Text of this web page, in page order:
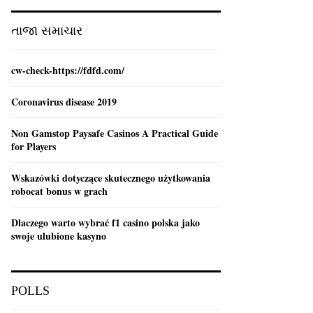
:
તાજા સમાચાર
cw-check-https://fdfd.com/
Coronavirus disease 2019
Non Gamstop Paysafe Casinos A Practical Guide
for Players
Wskazówki dotyczące skutecznego użytkowania
robocat bonus w grach
Dlaczego warto wybrać f1 casino polska jako
swoje ulubione kasyno
POLLS